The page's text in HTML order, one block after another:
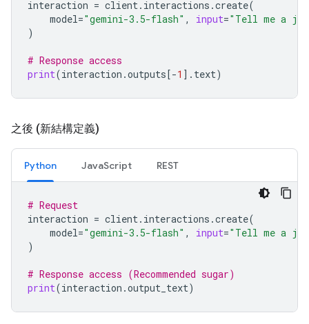
interaction = client. interactions .create(
model="gemini-3.5-flash" , input="Tell me a
)
# Response access
print(interaction .outputs[-1 ] . text)
之後 (新結構定義)
Python JavaScript REST
# Request
interaction = client. interactions .create(
model="gemini-3.5-flash" , input="Tell me a
)
# Response access (Recommended sugar)
print(interaction .output_text)